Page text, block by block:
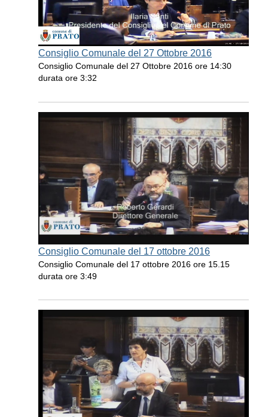
Consiglio Comunale del 27 Ottobre 2016
Consiglio Comunale del 27 Ottobre 2016 ore 14:30
durata ore 3:32
Consiglio Comunale del 17 ottobre 2016
Consiglio Comunale del 17 ottobre 2016 ore 15.15
durata ore 3:49